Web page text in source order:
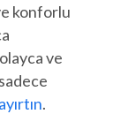
konforlu
ve
ayırtın.